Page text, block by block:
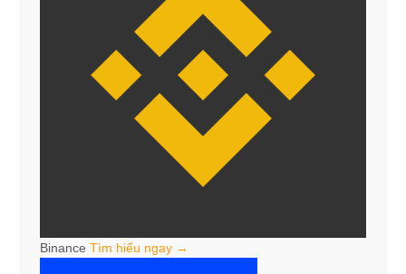
Binance Tìm hiểu ngay →